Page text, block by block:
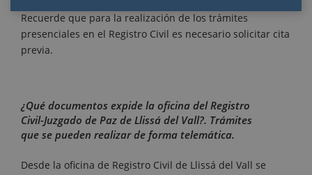
Recuerde que para la realización de los trámites
presenciales en el Registro Civil es necesario solicitar cita
previa.
¿Qué documentos expide la oficina del Registro
Civil-Juzgado de Paz de Llissá del Vall?. Trámites
que se pueden realizar de forma telemática.
Desde la oficina de Registro Civil de Llissá del Vall se